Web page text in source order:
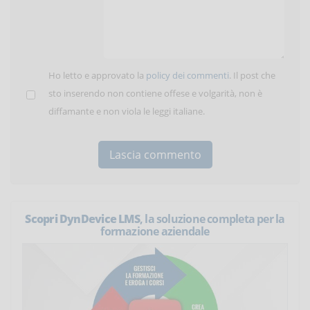
Ho letto e approvato la policy dei commenti. Il post che
sto inserendo non contiene offese e volgarità, non è
diffamante e non viola le leggi italiane.
Scopri DynDevice LMS, la soluzione completa per la
formazione aziendale